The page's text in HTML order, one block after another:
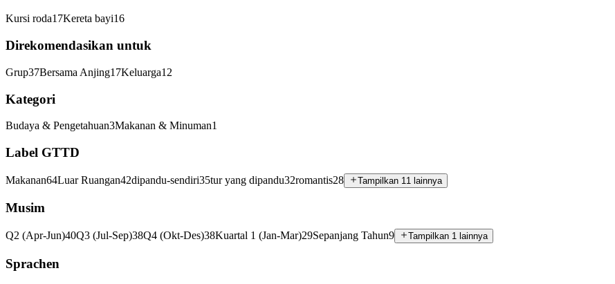
Kursi roda17Kereta bayi16
Direkomendasikan untuk
Grup37Bersama Anjing17Keluarga12
Kategori
Budaya & Pengetahuan3Makanan & Minuman1
Label GTTD
Makanan64Luar Ruangan42dipandu-sendiri35tur yang dipandu32romantis28 Tampilkan 11 lainnya
Musim
Q2 (Apr-Jun)40Q3 (Jul-Sep)38Q4 (Okt-Des)38Kuartal 1 (Jan-Mar)29Sepanjang Tahun9 Tampilkan 1 lainnya
Sprachen